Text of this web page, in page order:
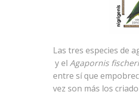
Las tres especies de
y el Agapornis fischeri
entre sí que
vez son más los